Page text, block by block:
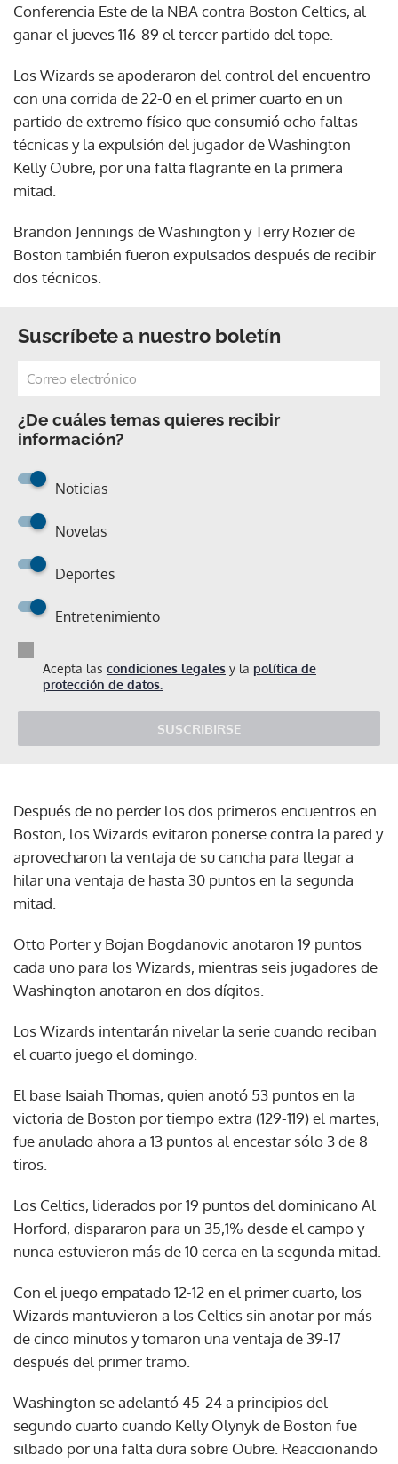
Conferencia Este de la NBA contra Boston Celtics, al
ganar el jueves 116-89 el tercer partido del tope.
Los Wizards se apoderaron del control del encuentro
con una corrida de 22-0 en el primer cuarto en un
partido de extremo físico que consumió ocho faltas
técnicas y la expulsión del jugador de Washington
Kelly Oubre, por una falta flagrante en la primera
mitad.
Brandon Jennings de Washington y Terry Rozier de
Boston también fueron expulsados después de recibir
dos técnicos.
Suscríbete a nuestro boletín
¿De cuáles temas quieres recibir
información?
Noticias
Novelas
Deportes
Entretenimiento
Acepta las condiciones legales y la política de
protección de datos.
SUSCRIBIRSE
Después de no perder los dos primeros encuentros en
Boston, los Wizards evitaron ponerse contra la pared y
aprovecharon la ventaja de su cancha para llegar a
hilar una ventaja de hasta 30 puntos en la segunda
mitad.
Otto Porter y Bojan Bogdanovic anotaron 19 puntos
cada uno para los Wizards, mientras seis jugadores de
Washington anotaron en dos dígitos.
Los Wizards intentarán nivelar la serie cuando reciban
el cuarto juego el domingo.
El base Isaiah Thomas, quien anotó 53 puntos en la
victoria de Boston por tiempo extra (129-119) el martes,
fue anulado ahora a 13 puntos al encestar sólo 3 de 8
tiros.
Los Celtics, liderados por 19 puntos del dominicano Al
Horford, dispararon para un 35,1% desde el campo y
nunca estuvieron más de 10 cerca en la segunda mitad.
Con el juego empatado 12-12 en el primer cuarto, los
Wizards mantuvieron a los Celtics sin anotar por más
de cinco minutos y tomaron una ventaja de 39-17
después del primer tramo.
Washington se adelantó 45-24 a principios del
segundo cuarto cuando Kelly Olynyk de Boston fue
silbado por una falta dura sobre Oubre. Reaccionando